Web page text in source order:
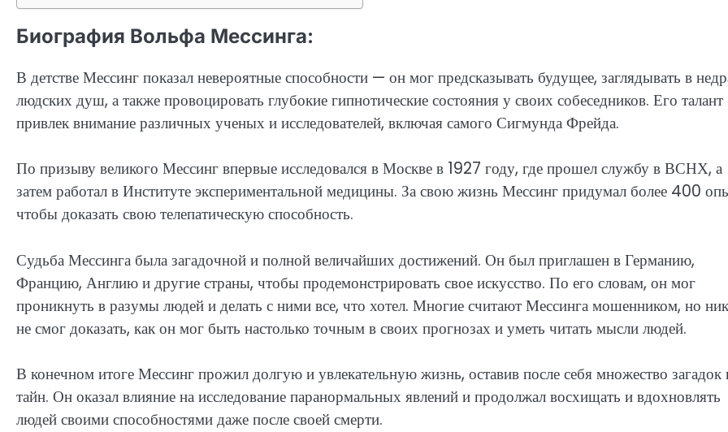
Биография Вольфа Мессинга:
В детстве Мессинг показал невероятные способности — он мог предсказывать будущее, заглядывать в
людских душ, а также провоцировать глубокие гипнотические состояния у своих собеседников. Его талант
привлек внимание различных ученых и исследователей, включая самого Сигмунда Фрейда.
По призыву великого Мессинг впервые исследовался в Москве в 1927 году, где прошел службу в ВСНХ, а
затем работал в Институте экспериментальной медицины. За свою жизнь Мессинг придумал более 400
чтобы доказать свою телепатическую способность.
Судьба Мессинга была загадочной и полной величайших достижений. Он был приглашен в Германию,
Францию, Англию и другие страны, чтобы продемонстрировать свое искусство. По его словам, он мог
проникнуть в разумы людей и делать с ними все, что хотел. Многие считают Мессинга мошенником, но
не смог доказать, как он мог быть настолько точным в своих прогнозах и уметь читать мысли людей.
В конечном итоге Мессинг прожил долгую и увлекательную жизнь, оставив после себя множество загадок
тайн. Он оказал влияние на исследование паранормальных явлений и продолжал восхищать и вдохновлять
людей своими способностями даже после своей смерти.